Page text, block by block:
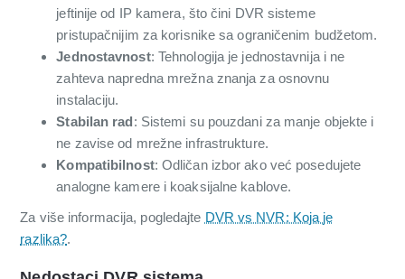
jeftinije od IP kamera, što čini DVR sisteme
pristupačnijim za korisnike sa ograničenim budžetom.
Jednostavnost: Tehnologija je jednostavnija i ne
zahteva napredna mrežna znanja za osnovnu
instalaciju.
Stabilan rad: Sistemi su pouzdani za manje objekte i
ne zavise od mrežne infrastrukture.
Kompatibilnost: Odličan izbor ako već posedujete
analogne kamere i koaksijalne kablove.
Za više informacija, pogledajte DVR vs NVR: Koja je
razlika?.